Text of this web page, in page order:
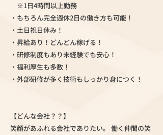
※1日4時間以上勤務
・もちろん完全週休2日の働き方も可能！
・土日祝日休み！
・昇給あり！どんどん稼げる！
・研修制度もあり未経験でも安心！
・福利厚生も多数！
・外部研修が多く技術もしっかり身につく！
【どんな会社？？】
笑顔があふれる会社でありたい。 働く仲間の笑